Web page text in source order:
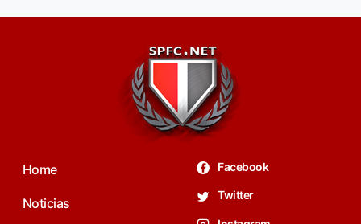
Home
Noticias
Facebook
Twitter